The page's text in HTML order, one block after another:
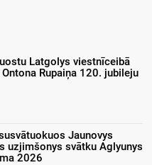
Latgolys viestnīceibā
Rupaiņa 120. jubileju
Jaunovys
uzjimšonys svātku Aglyunys
2026